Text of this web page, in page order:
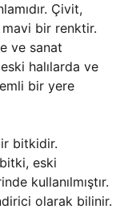
Çivit,
bir renktir.
ve sanat
halılarda ve
bir yere
bitkidir.
eski
kullanılmıştır.
olarak bilinir.